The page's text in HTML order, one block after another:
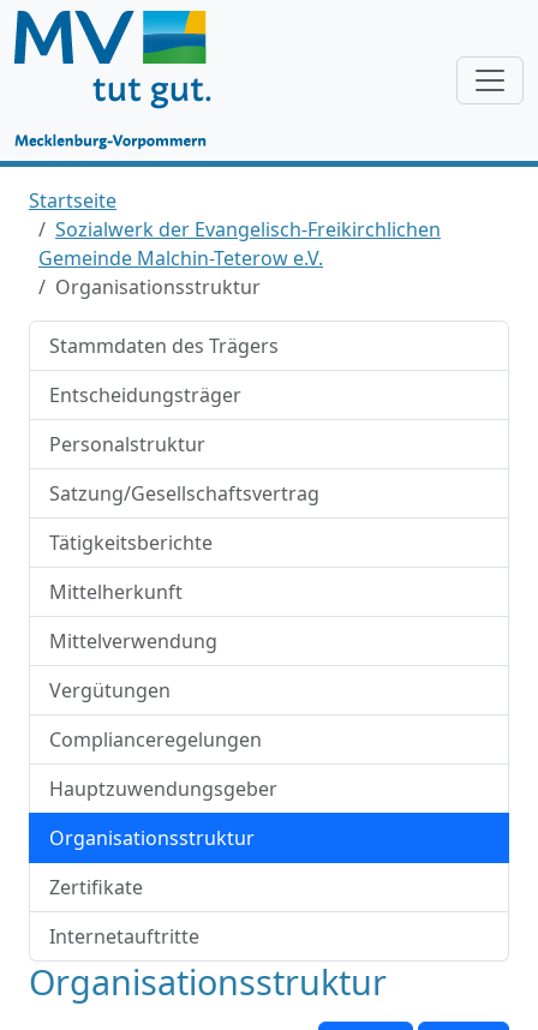
Startseite
Sozialwerk der Evangelisch-Freikirchlichen
Gemeinde Malchin-Teterow e.V.
Organisationsstruktur
Stammdaten des Trägers
Entscheidungsträger
Personalstruktur
Satzung/Gesellschaftsvertrag
Tätigkeitsberichte
Mittelherkunft
Mittelverwendung
Vergütungen
Complianceregelungen
Hauptzuwendungsgeber
Organisationsstruktur
Zertifikate
Internetauftritte
Organisationsstruktur